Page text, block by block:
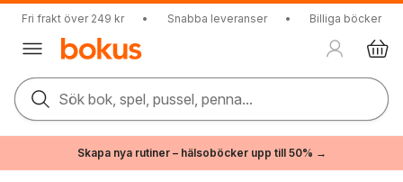
Fri frakt över 249 kr • Snabba leveranser • Billiga böcker
Sök bok, spel, pussel, penna...
Skapa nya rutiner – hälsoböcker upp till 50% →